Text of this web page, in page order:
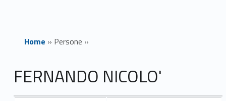
Home » Persone »
FERNANDO NICOLO'